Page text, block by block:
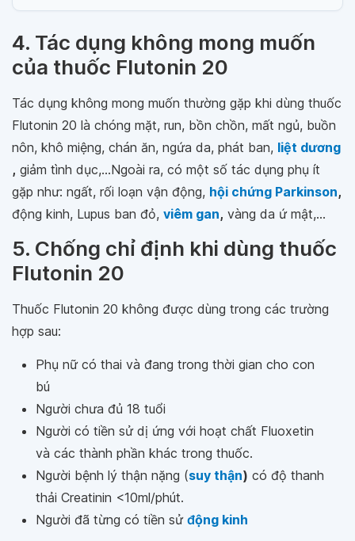
4. Tác dụng không mong muốn
của thuốc Flutonin 20
Tác dụng không mong muốn thường gặp khi dùng thuốc
Flutonin 20 là chóng mặt, run, bồn chồn, mất ngủ, buồn
nôn, khô miệng, chán ăn, ngứa da, phát ban, liệt dương
, giảm tình dục,...Ngoài ra, có một số tác dụng phụ ít
gặp như: ngất, rối loạn vận động, hội chứng Parkinson,
động kinh, Lupus ban đỏ, viêm gan, vàng da ứ mật,...
5. Chống chỉ định khi dùng thuốc
Flutonin 20
Thuốc Flutonin 20 không được dùng trong các trường
hợp sau:
Phụ nữ có thai và đang trong thời gian cho con
bú
Người chưa đủ 18 tuổi
Người có tiền sử dị ứng với hoạt chất Fluoxetin
và các thành phần khác trong thuốc.
Người bệnh lý thận nặng (suy thận) có độ thanh
thải Creatinin <10ml/phút.
Người đã từng có tiền sử động kinh